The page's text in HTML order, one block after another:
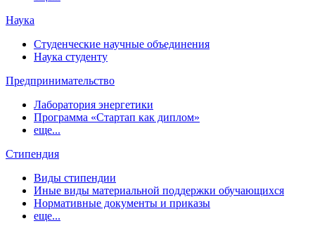
Наука
Студенческие научные объединения
Наука студенту
Предпринимательство
Лаборатория энергетики
Программа «Стартап как диплом»
еще...
Стипендия
Виды стипендии
Иные виды материальной поддержки обучающихся
Нормативные документы и приказы
еще...